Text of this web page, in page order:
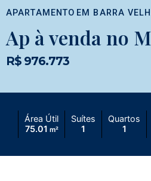
APARTAMENTO EM BARRA
Ap à venda no
R$ 976.773
Área Útil
75.01 m²
Suítes
1
Quartos
1